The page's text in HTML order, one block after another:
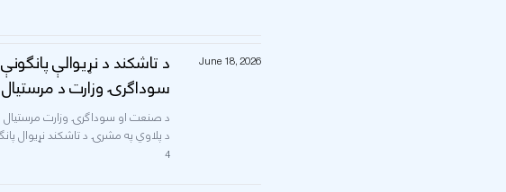
June 18, 2026
د تاشکند د نړیوالې
سوداګرۍ وزارت د
د صنعت او سوداګرۍ وزارت مرستیال
د پلاوي په مشرۍ د تاشکند نړیوال
4